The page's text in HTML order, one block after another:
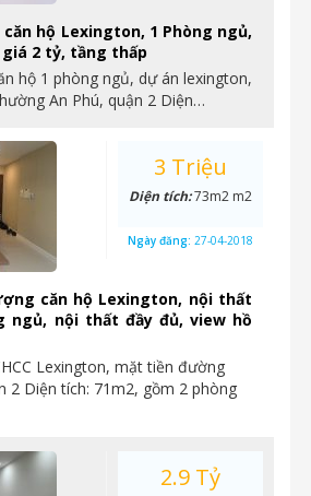
hộ Lexington, 1 Phòng ngủ,
2 tỷ, tầng thấp
hộ 1 phòng ngủ, dự án lexington,
An Phú, quận 2 Diện…
căn hộ Lexington, nội thất
ngủ, nội thất đầy đủ, view hồ
Lexington, mặt tiền đường
2 Diện tích: 71m2, gồm 2 phòng
3 Triệu
Diện tích:73m2 m2
Ngày đăng: 27-04-2018
2.9 Tỷ